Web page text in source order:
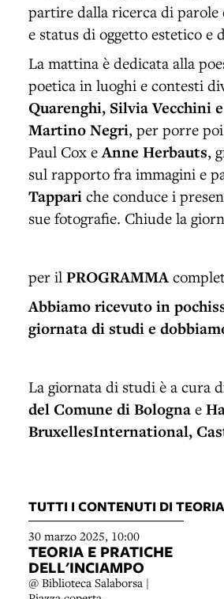
partire dalla ricerca di parole
e status di oggetto estetico e
La mattina è dedicata alla
poetica in luoghi e contesti
Quarenghi, Silvia Vecchini
Martino Negri, per porre
Paul Cox e Anne Herbauts,
sul rapporto fra immagini e
Tappari che conduce i
sue fotografie. Chiude la
per il PROGRAMMA
Abbiamo ricevuto in
giornata di studi e
La giornata di studi è a cura
del Comune di Bologna e
BruxellesInternational,
TUTTI I CONTENUTI DI
30 marzo 2025, 10:00
TEORIA E PRATICHE
DELL'INCIAMPO
@ Biblioteca Salaborsa |